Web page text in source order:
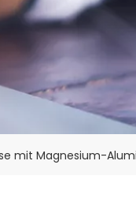
mit Magnesium-